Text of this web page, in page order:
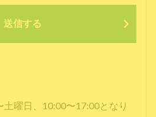
送信する
曜日、10:00〜17:00となり